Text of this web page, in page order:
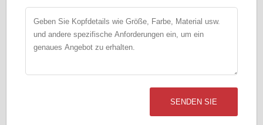
SENDEN SIE